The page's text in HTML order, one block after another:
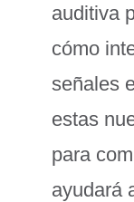
auditiva
cómo
señales
estas
para
ayudará